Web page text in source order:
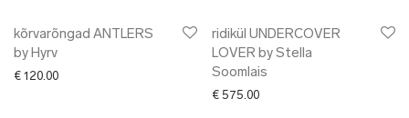
kõrvarõngad ANTLERS
by Hyrv
€ 120.00
ridikül UNDERCOVER
LOVER by Stella
Soomlais
€ 575.00